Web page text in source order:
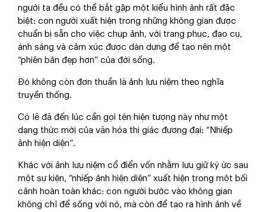
người ta đều có thể bắt gặp một kiểu hình ảnh rất đặc
biệt: con người xuất hiện trong những không gian được
chuẩn bị sẵn cho việc chụp ảnh, với trang phục, đạo cụ,
ánh sáng và cảm xúc được dàn dựng để tạo nên một
“phiên bản đẹp hơn” của đời sống.
Đó không còn đơn thuần là ảnh lưu niệm theo nghĩa
truyền thống.
Có lẽ đã đến lúc cần gọi tên hiện tượng này như một
dạng thức mới của văn hóa thị giác đương đại: “Nhiếp
ảnh hiện diện”.
Khác với ảnh lưu niệm cổ điển vốn nhằm lưu giữ ký ức sau
một sự kiện, “nhiếp ảnh hiện diện” xuất hiện trong một bối
cảnh hoàn toàn khác: con người bước vào không gian
không chỉ để sống với nó, mà còn để tạo ra hình ảnh về